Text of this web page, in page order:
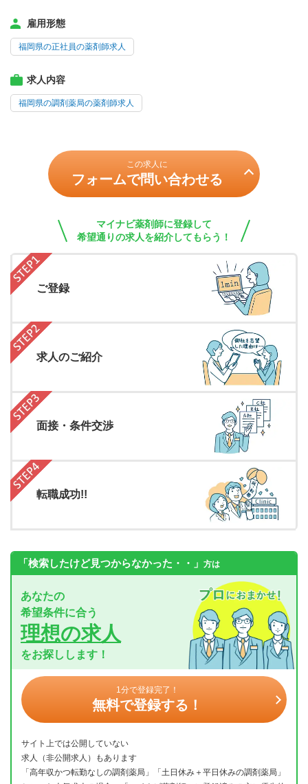
雇用形態
福岡県の正社員の薬剤師求人
求人内容
福岡県の調剤薬局の薬剤師求人
この求人に
フォームで問い合わせる
マイナビ薬剤師に登録して
希望通りの求人を紹介してもらう！
ご登録
求人のご紹介
面接・条件交渉
転職成功!!
「検索したけど見つからなかった・・」 方は
あなたの
希望条件に合う
理想の求人
をお探しします！
1分で登録完了！
無料で登録する！
サイト上では公開していない
求人（非公開求人）もあります
「高年収かつ転勤なしの調剤薬局」「土日休み＋平日休みの調剤薬局」